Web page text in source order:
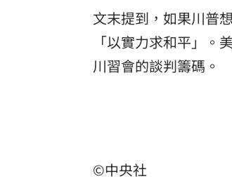
文末提到，如果川普
「以實力求和平」
川習會的談判籌碼。
©中央社